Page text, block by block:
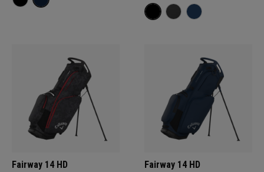
Fairway 14 HD
Fairway 14 HD